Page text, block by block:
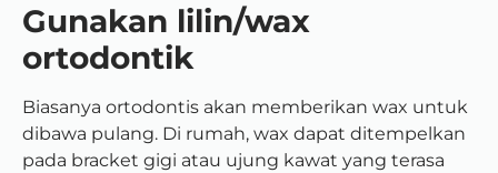
Gunakan lilin/wax
ortodontik
Biasanya ortodontis akan memberikan wax untuk
dibawa pulang. Di rumah, wax dapat ditempelkan
pada bracket gigi atau ujung kawat yang terasa